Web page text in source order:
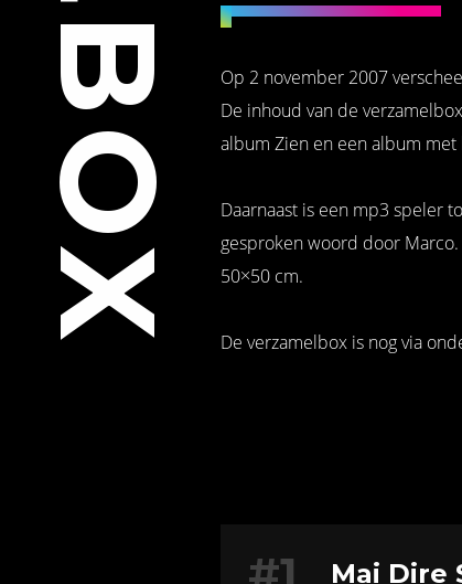
Op 2 november 2007
De inhoud van de
album Zien en een album
Daarnaast is een mp3 speler
gesproken woord door
50×50 cm.
De verzamelbox is nog via
Mai Dire